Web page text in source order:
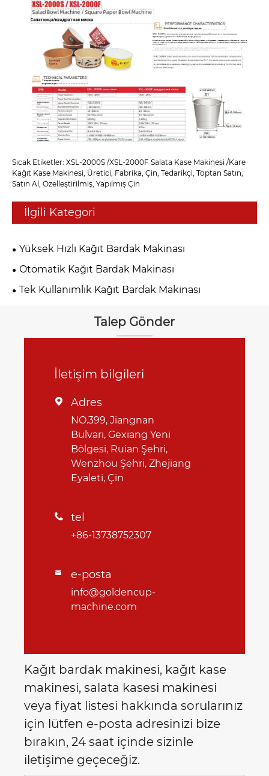
Sıcak Etiketler: XSL-2000S /XSL-2000F Salata Kase Makinesi /Kare
Kağıt Kase Makinesi, Üretici, Fabrika, Çin, Tedarikçi, Toptan Satın,
Satın Al, Özelleştirilmiş, Yapılmış Çin
İlgili Kategori
Yüksek Hızlı Kağıt Bardak Makinası
Otomatik Kağıt Bardak Makinası
Tek Kullanımlık Kağıt Bardak Makinası
Talep Gönder
İletişim bilgileri
 Adres
NO.399, Jiangnan
Bulvarı, Gexiang Yeni
Bölgesi, Ruian Şehri,
Wenzhou Şehri, Zhejiang
Eyaleti, Çin
 tel
+86-13738752307
 e-posta
info@goldencup-
machine.com
Kağıt bardak makinesi, kağıt kase
makinesi, salata kasesi makinesi
veya fiyat listesi hakkında sorularınız
için lütfen e-posta adresinizi bize
bırakın, 24 saat içinde sizinle
iletişime geçeceğiz.